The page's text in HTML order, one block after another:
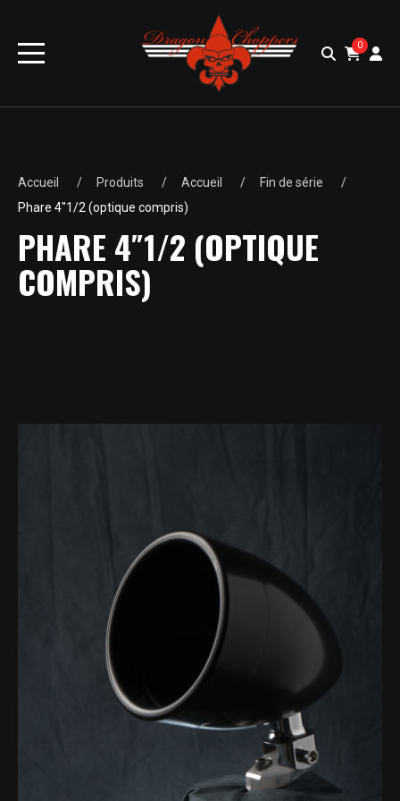
0
Accueil Produits Accueil
Fin de série
Phare 4″1/2 (optique compris)
PHARE 4″1/2 (OPTIQUE
COMPRIS)